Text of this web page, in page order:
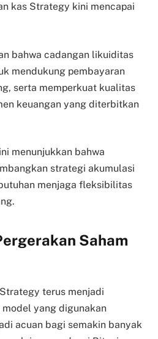
kas Strategy kini mencapai
bahwa cadangan likuiditas
mendukung pembayaran
serta memperkuat kualitas
keuangan yang diterbitkan
menunjukkan bahwa
strategi akumulasi
menjaga fleksibilitas
Saham
terus menjadi
yang digunakan
acuan bagi semakin banyak